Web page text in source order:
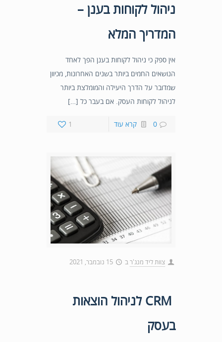
ניהול לקוחות בענן –
המדריך המלא
אין ספק כי ניהול לקוחות בענן הפך לאחד
הנושאים החמים ביותר בשנים האחרונות, מכיוון
שמדובר על הדרך היעילה והמומלצת ביותר
לניהול לקוחות העסק. אם בעבר כל […]
1 0 קרא עוד
צוות ליד מנג'רב 15 נובמבר, 2021
CRM לניהול הוצאות
בעסק